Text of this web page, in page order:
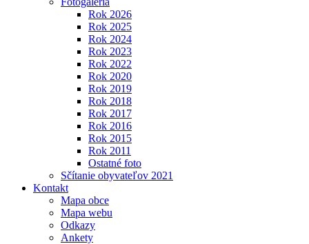
Rok 2026
Rok 2025
Rok 2024
Rok 2023
Rok 2022
Rok 2020
Rok 2019
Rok 2018
Rok 2017
Rok 2016
Rok 2015
Rok 2011
Ostatné foto
Sčítanie obyvateľov 2021
Kontakt
Mapa obce
Mapa webu
Odkazy
Ankety